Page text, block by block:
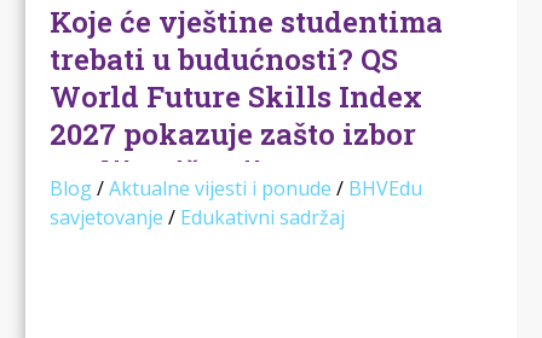
Koje će vještine studentima
trebati u budućnosti? QS
World Future Skills Index
2027 pokazuje zašto izbor
studija više nije samo
pitanje “što volim”
Blog/Aktualne vijesti i ponude / BHVEdu
savjetovanje / Edukativni sadržaj